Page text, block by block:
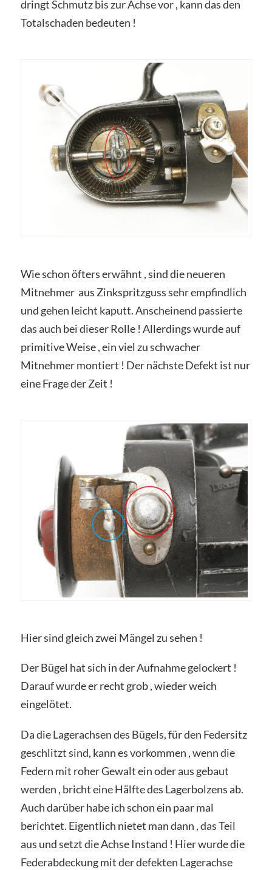
dringt Schmutz bis zur Achse vor , kann das den
Totalschaden bedeuten !
Wie schon öfters erwähnt , sind die neueren
Mitnehmer aus Zinkspritzguss sehr empfindlich
und gehen leicht kaputt. Anscheinend passierte
das auch bei dieser Rolle ! Allerdings wurde auf
primitive Weise , ein viel zu schwacher
Mitnehmer montiert ! Der nächste Defekt ist nur
eine Frage der Zeit !
Hier sind gleich zwei Mängel zu sehen !
Der Bügel hat sich in der Aufnahme gelockert !
Darauf wurde er recht grob , wieder weich
eingelötet.
Da die Lagerachsen des Bügels, für den Federsitz
geschlitzt sind, kann es vorkommen , wenn die
Federn mit roher Gewalt ein oder aus gebaut
werden , bricht eine Hälfte des Lagerbolzens ab.
Auch darüber habe ich schon ein paar mal
berichtet. Eigentlich nietet man dann , das Teil
aus und setzt die Achse Instand ! Hier wurde die
Federabdeckung mit der defekten Lagerachse